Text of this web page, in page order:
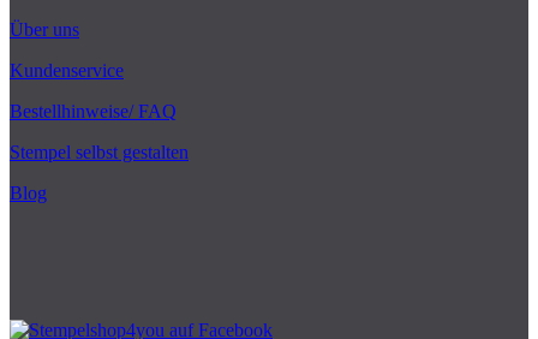
Über uns
Kundenservice
Bestellhinweise/ FAQ
Stempel selbst gestalten
Blog